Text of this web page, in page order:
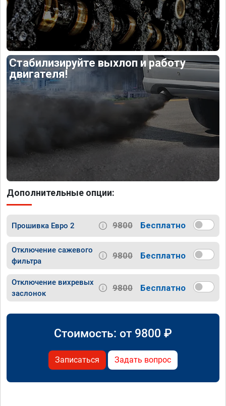
Стабилизируйте выхлоп и работу
двигателя!
Дополнительные опции:
Прошивка Евро 2 9800 Бесплатно
Отключение сажевого
фильтра
9800 Бесплатно
Отключение вихревых
заслонок
9800 Бесплатно
Стоимость: от 9800 ₽
Записаться Задать вопрос